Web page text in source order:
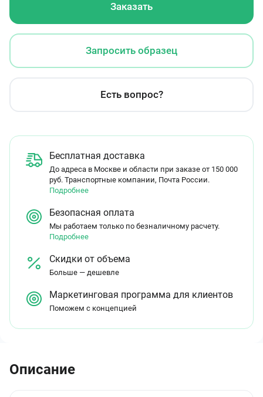
Заказать
Запросить образец
Есть вопрос?
Бесплатная доставка
До адреса в Москве и области при заказе от 150 000
руб. Транспортные компании, Почта России.
Подробнее
Безопасная оплата
Мы работаем только по безналичному расчету.
Подробнее
Скидки от объема
Больше — дешевле
Маркетинговая программа для клиентов
Поможем с концепцией
Описание